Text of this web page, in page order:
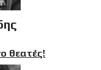
θεατές!